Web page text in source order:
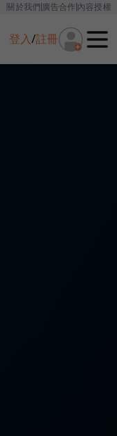
關於我們廣告合作內容授權
登入/註冊